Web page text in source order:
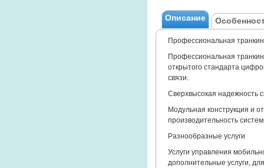
Описание
Профессиональная
Профессиональная
открытого стандарта
связи.
Сверхвысокая надежность
Модульная конструкция и
производительность
Разнообразные услуги
Услуги управления
дополнительные услуги,